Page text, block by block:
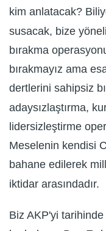
kim anlatacak?
susacak, bize
bırakma
bırakmayız ama
dertlerini sahipsiz
adaysızlaştırma,
lidersizleştirme
Meselenin kendisi
bahane edilerek
iktidar arasındadır.
Biz AKP'yi tarihinde